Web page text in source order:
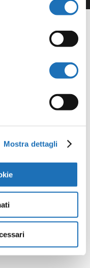
Mostra dettagli